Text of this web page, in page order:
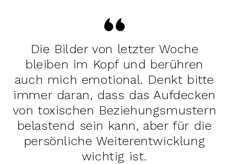
Die Bilder von letzter Woche
bleiben im Kopf und berühren
auch mich emotional. Denkt bitte
immer daran, dass das Aufdecken
von toxischen Beziehungsmustern
belastend sein kann, aber für die
persönliche Weiterentwicklung
wichtig ist.